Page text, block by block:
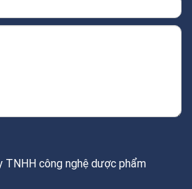
TNHH công nghệ dược phẩm